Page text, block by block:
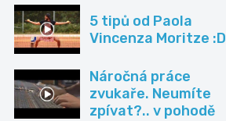
5 tipů od Paola
Vincenza Moritze :D
Náročná práce
zvukaře. Neumíte
zpívat?.. v pohodě